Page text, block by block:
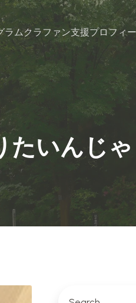
ラムクラファン支援プロフィ
たいんじゃ